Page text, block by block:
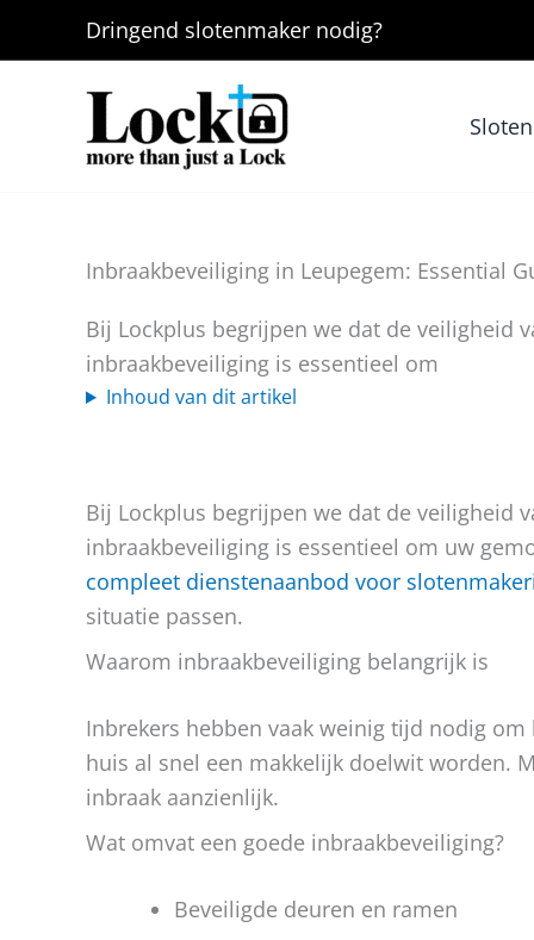
Dringend slotenmaker nodig?
Inbraakbeveiliging in Leupegem: Essential
Bij Lockplus begrijpen we dat de veiligheid
inbraakbeveiliging is essentieel om
Inhoud van dit artikel
Bij Lockplus begrijpen we dat de veiligheid
inbraakbeveiliging is essentieel om uw
compleet dienstenaanbod voor
situatie passen.
Waarom inbraakbeveiliging belangrijk is
Inbrekers hebben vaak weinig tijd nodig
huis al snel een makkelijk doelwit worden.
inbraak aanzienlijk.
Wat omvat een goede inbraakbeveiliging?
Beveiligde deuren en ramen